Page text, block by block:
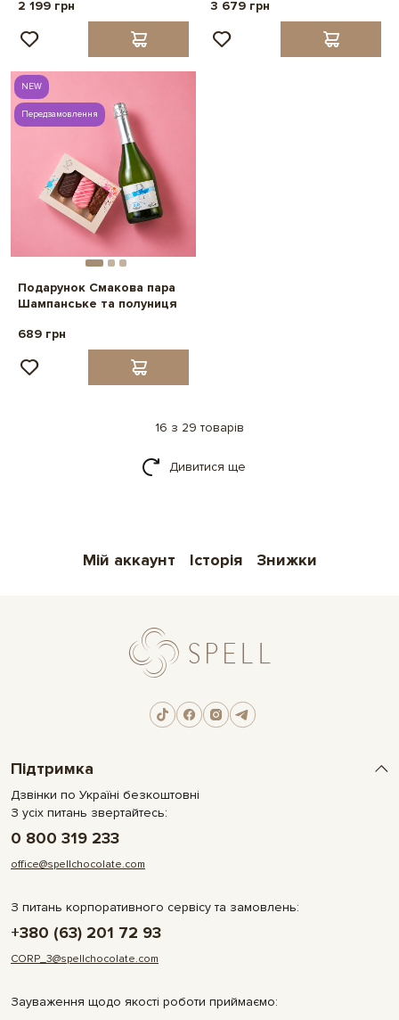
2 199 грн
3 679 грн
NEW
Передзамовлення
Подарунок Смакова пара
Шампанське та полуниця
689 грн
16 з 29 товарів
Дивитися ще
Мій аккаунт Історія Знижки
Підтримка
Дзвінки по Україні безкоштовні
З усіх питань звертайтесь:
0 800 319 233
office@spellchocolate.com
З питань корпоративного сервісу та замовлень:
+380 (63) 201 72 93
CORP_3@spellchocolate.com
Зауваження щодо якості роботи приймаємо: